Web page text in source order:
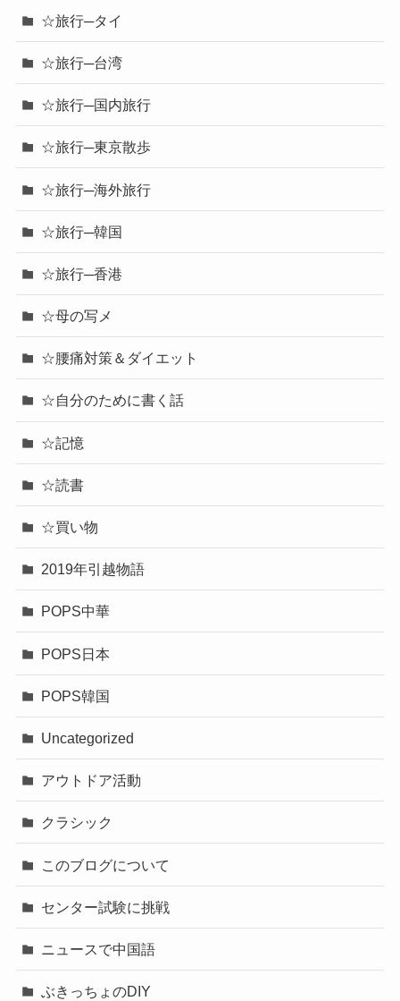
☆旅行─タイ
☆旅行─台湾
☆旅行─国内旅行
☆旅行─東京散歩
☆旅行─海外旅行
☆旅行─韓国
☆旅行─香港
☆母の写メ
☆腰痛対策＆ダイエット
☆自分のために書く話
☆記憶
☆読書
☆買い物
2019年引越物語
POPS中華
POPS日本
POPS韓国
Uncategorized
アウトドア活動
クラシック
このブログについて
センター試験に挑戦
ニュースで中国語
ぶきっちょのDIY